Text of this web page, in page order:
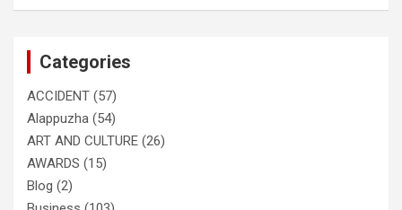
Categories
ACCIDENT (57)
Alappuzha (54)
ART AND CULTURE (26)
AWARDS (15)
Blog (2)